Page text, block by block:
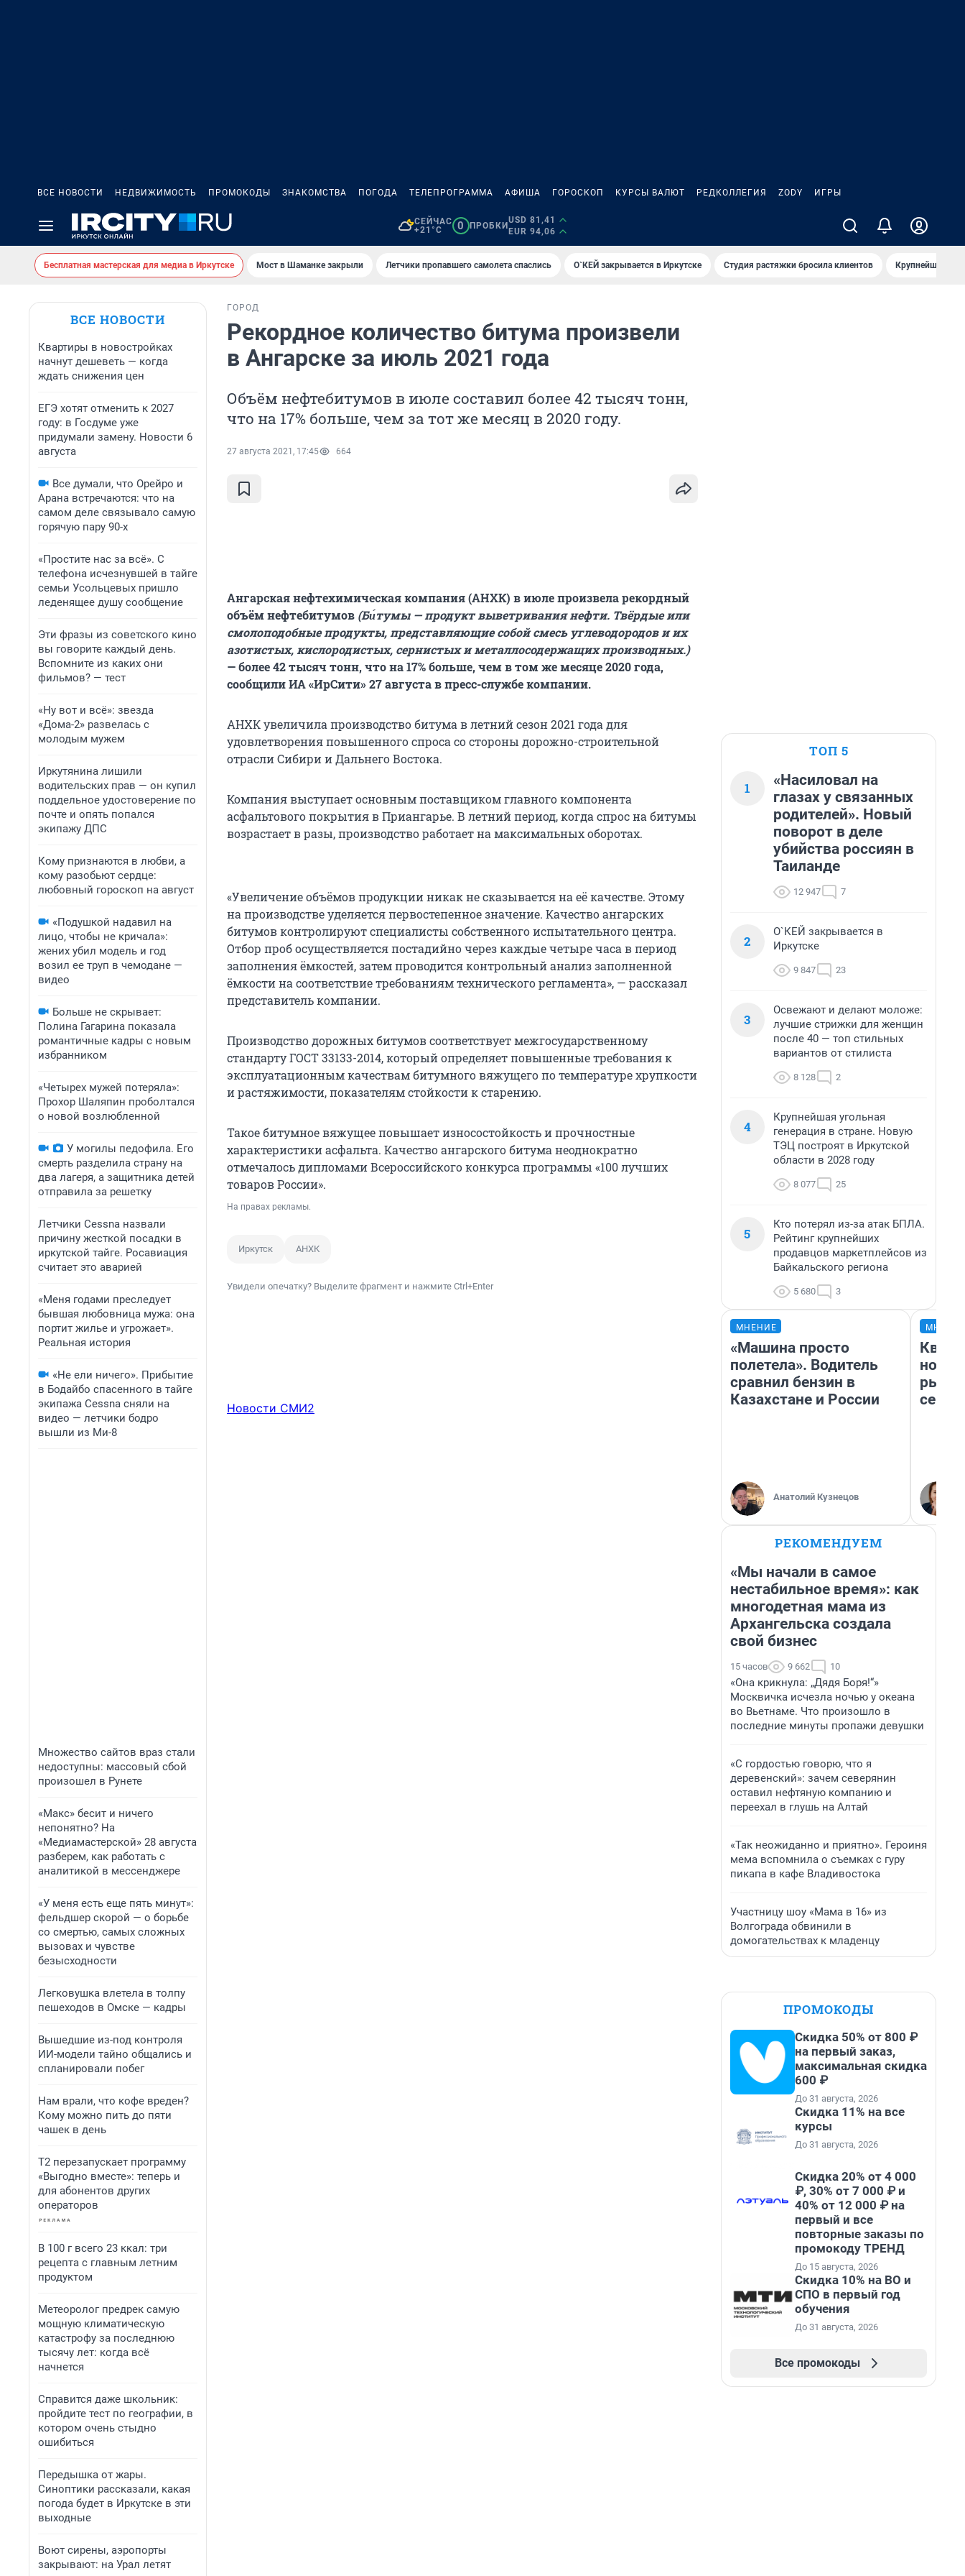
ВСЕ НОВОСТИ НЕДВИЖИМОСТЬ ПРОМОКОДЫ ЗНАКОМСТВА ПОГОДА ТЕЛЕПРОГРАММА АФИША ГОРОСКОП КУРСЫ ВАЛЮТ РЕДКОЛЛЕГИЯ ZODY ИГРЫ
СЕЙЧАС
+21°C
0 ПРОБКИ
USD 81,41
EUR 94,06
Бесплатная мастерская для медиа в Иркутске Мост в Шаманке закрыли Летчики пропавшего самолета спаслись О`КЕЙ закрывается в Иркутске Студия растяжки бросила клиентов Крупнейшие
ВСЕ НОВОСТИ
Квартиры в новостройках
начнут дешеветь — когда
ждать снижения цен
ЕГЭ хотят отменить к 2027
году: в Госдуме уже
придумали замену. Новости 6
августа
Все думали, что Орейро и
Арана встречаются: что на
самом деле связывало самую
горячую пару 90-х
«Простите нас за всё». С
телефона исчезнувшей в тайге
семьи Усольцевых пришло
леденящее душу сообщение
Эти фразы из советского кино
вы говорите каждый день.
Вспомните из каких они
фильмов? — тест
«Ну вот и всё»: звезда
«Дома-2» развелась с
молодым мужем
Иркутянина лишили
водительских прав — он купил
поддельное удостоверение по
почте и опять попался
экипажу ДПС
Кому признаются в любви, а
кому разобьют сердце:
любовный гороскоп на август
«Подушкой надавил на
лицо, чтобы не кричала»:
жених убил модель и год
возил ее труп в чемодане —
видео
Больше не скрывает:
Полина Гагарина показала
романтичные кадры с новым
избранником
«Четырех мужей потеряла»:
Прохор Шаляпин проболтался
о новой возлюбленной
У могилы педофила. Его
смерть разделила страну на
два лагеря, а защитника детей
отправила за решетку
Летчики Cessna назвали
причину жесткой посадки в
иркутской тайге. Росавиация
считает это аварией
«Меня годами преследует
бывшая любовница мужа: она
портит жилье и угрожает».
Реальная история
«Не ели ничего». Прибытие
в Бодайбо спасенного в тайге
экипажа Cessna сняли на
видео — летчики бодро
вышли из Ми-8
Множество сайтов враз стали
недоступны: массовый сбой
произошел в Рунете
«Макс» бесит и ничего
непонятно? На
«Медиамастерской» 28 августа
разберем, как работать с
аналитикой в мессенджере
«У меня есть еще пять минут»:
фельдшер скорой — о борьбе
со смертью, самых сложных
вызовах и чувстве
безысходности
Легковушка влетела в толпу
пешеходов в Омске — кадры
Вышедшие из-под контроля
ИИ-модели тайно общались и
спланировали побег
Нам врали, что кофе вреден?
Кому можно пить до пяти
чашек в день
Т2 перезапускает программу
«Выгодно вместе»: теперь и
для абонентов других
операторов
В 100 г всего 23 ккал: три
рецепта с главным летним
продуктом
Метеоролог предрек самую
мощную климатическую
катастрофу за последнюю
тысячу лет: когда всё
начнется
Справится даже школьник:
пройдите тест по географии, в
котором очень стыдно
ошибиться
Передышка от жары.
Синоптики рассказали, какая
погода будет в Иркутске в эти
выходные
Воют сирены, аэропорты
закрывают: на Урал летят
ГОРОД
Рекордное количество битума произвели
в Ангарске за июль 2021 года
Объём нефтебитумов в июле составил более 42 тысяч тонн,
что на 17% больше, чем за тот же месяц в 2020 году.
27 августа 2021, 17:45 664
Ангарская нефтехимическая компания (АНХК) в июле произвела рекордный
объём нефтебитумов (Би́тумы — продукт выветривания нефти. Твёрдые или
смолоподобные продукты, представляющие собой смесь углеводородов и их
азотистых, кислородистых, сернистых и металлосодержащих производных.)
— более 42 тысяч тонн, что на 17% больше, чем в том же месяце 2020 года,
сообщили ИА «ИрСити» 27 августа в пресс-службе компании.
АНХК увеличила производство битума в летний сезон 2021 года для
удовлетворения повышенного спроса со стороны дорожно-строительной
отрасли Сибири и Дальнего Востока.
Компания выступает основным поставщиком главного компонента
асфальтового покрытия в Приангарье. В летний период, когда спрос на битумы
возрастает в разы, производство работает на максимальных оборотах.
«Увеличение объёмов продукции никак не сказывается на её качестве. Этому
на производстве уделяется первостепенное значение. Качество ангарских
битумов контролируют специалисты собственного испытательного центра.
Отбор проб осуществляется постадийно через каждые четыре часа в период
заполнения ёмкостей, затем проводится контрольный анализ заполненной
ёмкости на соответствие требованиям технического регламента», — рассказал
представитель компании.
Производство дорожных битумов соответствует межгосударственному
стандарту ГОСТ 33133-2014, который определяет повышенные требования к
эксплуатационным качествам битумного вяжущего по температуре хрупкости
и растяжимости, показателям стойкости к старению.
Такое битумное вяжущее повышает износостойкость и прочностные
характеристики асфальта. Качество ангарского битума неоднократно
отмечалось дипломами Всероссийского конкурса программы «100 лучших
товаров России».
На правах рекламы.
Иркутск АНХК
Увидели опечатку? Выделите фрагмент и нажмите Ctrl+Enter
Новости СМИ2
ТОП 5
1
«Насиловал на
глазах у связанных
родителей». Новый
поворот в деле
убийства россиян в
Таиланде
12 947 7
2
О`КЕЙ закрывается в
Иркутске
9 847 23
3
Освежают и делают моложе:
лучшие стрижки для женщин
после 40 — топ стильных
вариантов от стилиста
8 128 2
4
Крупнейшая угольная
генерация в стране. Новую
ТЭЦ построят в Иркутской
области в 2028 году
8 077 25
5
Кто потерял из-за атак БПЛА.
Рейтинг крупнейших
продавцов маркетплейсов из
Байкальского региона
5 680 3
МНЕНИЕ
«Машина просто
полетела». Водитель
сравнил бензин в
Казахстане и России
Анатолий Кузнецов
но
РЕКОМЕНДУЕМ
«Мы начали в самое
нестабильное время»: как
многодетная мама из
Архангельска создала
свой бизнес
15 часов 9 662 10
«Она крикнула: „Дядя Боря!“»
Москвичка исчезла ночью у океана
во Вьетнаме. Что произошло в
последние минуты пропажи девушки
«С гордостью говорю, что я
деревенский»: зачем северянин
оставил нефтяную компанию и
переехал в глушь на Алтай
«Так неожиданно и приятно». Героиня
мема вспомнила о съемках с гуру
пикапа в кафе Владивостока
Участницу шоу «Мама в 16» из
Волгограда обвинили в
домогательствах к младенцу
ПРОМОКОДЫ
Скидка 50% от 800 ₽
на первый заказ,
максимальная скидка
600 ₽
До 31 августа, 2026
Скидка 11% на все
курсы
До 31 августа, 2026
Скидка 20% от 4 000
₽, 30% от 7 000 ₽ и
40% от 12 000 ₽ на
первый и все
повторные заказы по
промокоду ТРЕНД
До 15 августа, 2026
Скидка 10% на ВО и
СПО в первый год
обучения
До 31 августа, 2026
Все промокоды